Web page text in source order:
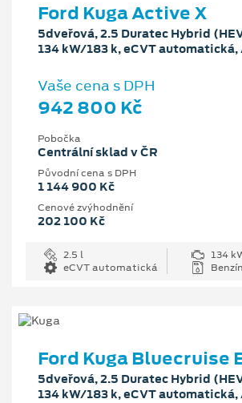
Ford Kuga Active X
5dveřová, 2.5 Duratec Hybrid
134 kW/183 k, eCVT automatická,
Vaše cena s DPH
942 800 Kč
Pobočka
Centrální sklad v ČR
Původní cena s DPH
1 144 900 Kč
Cenové zvýhodnění
202 100 Kč
2.5 l
134
eCVT automatická
Benzín
Ford Kuga Bluecruise
5dveřová, 2.5 Duratec Hybrid
134 kW/183 k, eCVT automatická,